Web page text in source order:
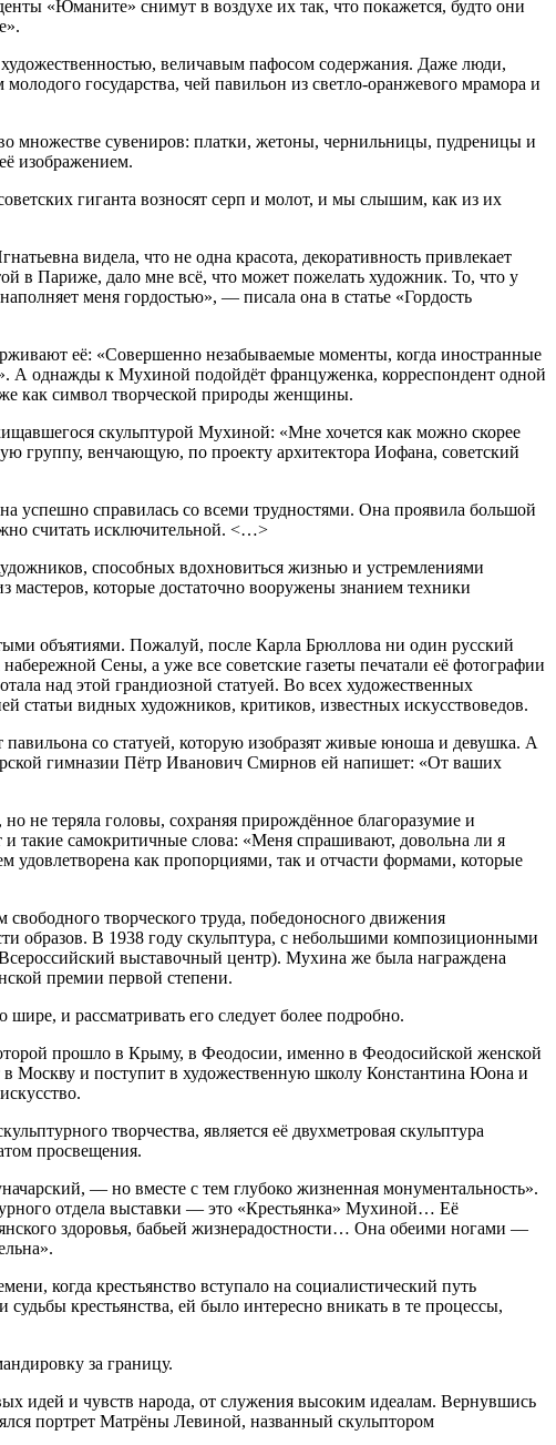
«Юманите» снимут в воздухе их так, что покажется, будто они
величавым пафосом содержания. Даже люди,
государства, чей павильон из светло-оранжевого мрамора и
множестве сувениров: платки, жетоны, чернильницы, пудреницы и
изображением.
гиганта возносят серп и молот, и мы слышим, как из их
видела, что не одна красота, декоративность привлекает
в Париже, дало мне всё, что может пожелать художник. То, что у
меня гордостью», — писала она в статье «Гордость
её: «Совершенно незабываемые моменты, когда иностранные
А однажды к Мухиной подойдёт француженка, корреспондент одной
как символ творческой природы женщины.
скульптурой Мухиной: «Мне хочется как можно скорее
группу, венчающую, по проекту архитектора Иофана, советский
успешно справилась со всеми трудностями. Она проявила большой
считать исключительной. <…>
способных вдохновиться жизнью и устремлениями
мастеров, которые достаточно вооружены знанием техники
объятиями. Пожалуй, после Карла Брюллова ни один русский
Сены, а уже все советские газеты печатали её фотографии
над этой грандиозной статуей. Во всех художественных
статьи видных художников, критиков, известных искусствоведов.
со статуей, которую изобразят живые юноша и девушка. А
гимназии Пётр Иванович Смирнов ей напишет: «От ваших
не теряла головы, сохраняя прирождённое благоразумие и
и такие самокритичные слова: «Меня спрашивают, довольна ли я
удовлетворена как пропорциями, так и отчасти формами, которые
творческого труда, победоносного движения
образов. В 1938 году скульптура, с небольшими композиционными
выставочный центр). Мухина же была награждена
премии первой степени.
и рассматривать его следует более подробно.
прошло в Крыму, в Феодосии, именно в Феодосийской женской
в Москву и поступит в художественную школу Константина Юона и
творчества, является её двухметровая скульптура
просвещения.
— но вместе с тем глубоко жизненная монументальность».
отдела выставки — это «Крестьянка» Мухиной… Её
здоровья, бабьей жизнерадостности… Она обеими ногами —
когда крестьянство вступало на социалистический путь
крестьянства, ей было интересно вникать в те процессы,
за границу.
идей и чувств народа, от служения высоким идеалам. Вернувшись
портрет Матрёны Левиной, названный скульптором